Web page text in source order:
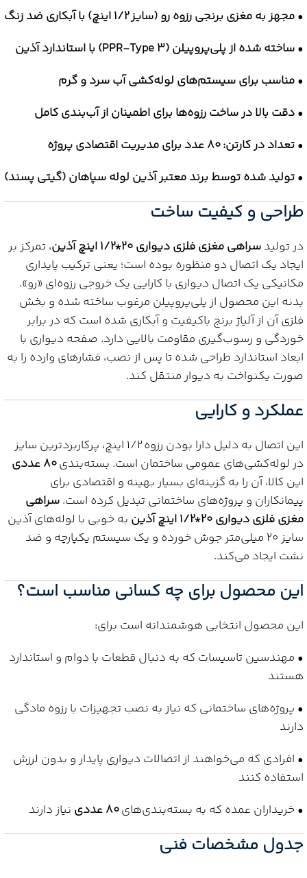
•مجهز به مغزی برنجی رزوه رو (سایز 1/2 اینچ) با آبکاری ضد زنگ
•ساخته شده از پلی‌پروپیلن (PPR-Type 3) با استاندارد آذین
•مناسب برای سیستم‌های لوله‌کشی آب سرد و گرم
•دقت بالا در ساخت رزوه‌ها برای اطمینان از آب‌بندی کامل
•تعداد در کارتن: 80 عدد برای مدیریت اقتصادی پروژه
•تولید شده توسط برند معتبر آذین لوله سپاهان (گیتی پسند)
طراحی و کیفیت ساخت
در تولیدسراهی مغزی فلزی دیواری 20*1/2 اینچ آذین
، تمرکز بر
ایجاد یک اتصال دو منظوره بوده است؛ یعنی ترکیب پایداری
مکانیکی یک اتصال دیواری با کارایی یک خروجی رزوه‌ای «رو».
بدنه این محصول از پلی‌پروپیلن مرغوب ساخته شده و بخش
فلزی آن از آلیاژ برنج باکیفیت و آبکاری شده است که در برابر
خوردگی و رسوب‌گیری مقاومت بالایی دارد. صفحه دیواری با
ابعاد استاندارد طراحی شده تا پس از نصب، فشارهای وارده را به
صورت یکنواخت به دیوار منتقل کند.
عملکرد و کارایی
این اتصال به دلیل دارا بودن رزوه 1/2 اینچ، پرکاربردترین سایز
در لوله‌کشی‌های عمومی ساختمان است. بسته‌بندی80 عددی
این کالا، آن را به گزینه‌ای بسیار بهینه و اقتصادی برای
پیمانکاران و پروژه‌های ساختمانی تبدیل کرده است.سراهی
مغزی فلزی دیواری 20*1/2 اینچ آذین
به خوبی با لوله‌های آذین
سایز 20 میلی‌متر جوش خورده و یک سیستم یکپارچه و ضد
نشت ایجاد می‌کند.
این محصول برای چه کسانی مناسب است؟
این محصول انتخابی هوشمندانه است برای:
• مهندسین تاسیسات که به دنبال قطعات با دوام و استاندارد
هستند
• پروژه‌های ساختمانی که نیاز به نصب تجهیزات با رزوه مادگی
دارند
• افرادی که می‌خواهند از اتصالات دیواری پایدار و بدون لرزش
استفاده کنند
• خریداران عمده که به بسته‌بندی‌های80 عددی نیاز دارند
جدول مشخصات فنی